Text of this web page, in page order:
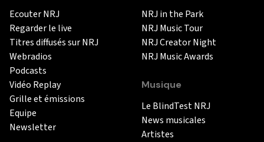
Ecouter NRJ
Regarder le live
Titres diffusés sur NRJ
Webradios
Podcasts
Vidéo Replay
Grille et émissions
Equipe
Newsletter
NRJ in the Park
NRJ Music Tour
NRJ Creator Night
NRJ Music Awards
Musique
Le BlindTest NRJ
News musicales
Artistes